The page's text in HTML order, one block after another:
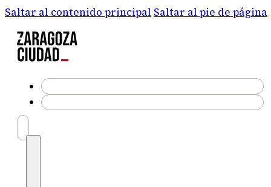
Saltar al contenido principal Saltar al pie de página